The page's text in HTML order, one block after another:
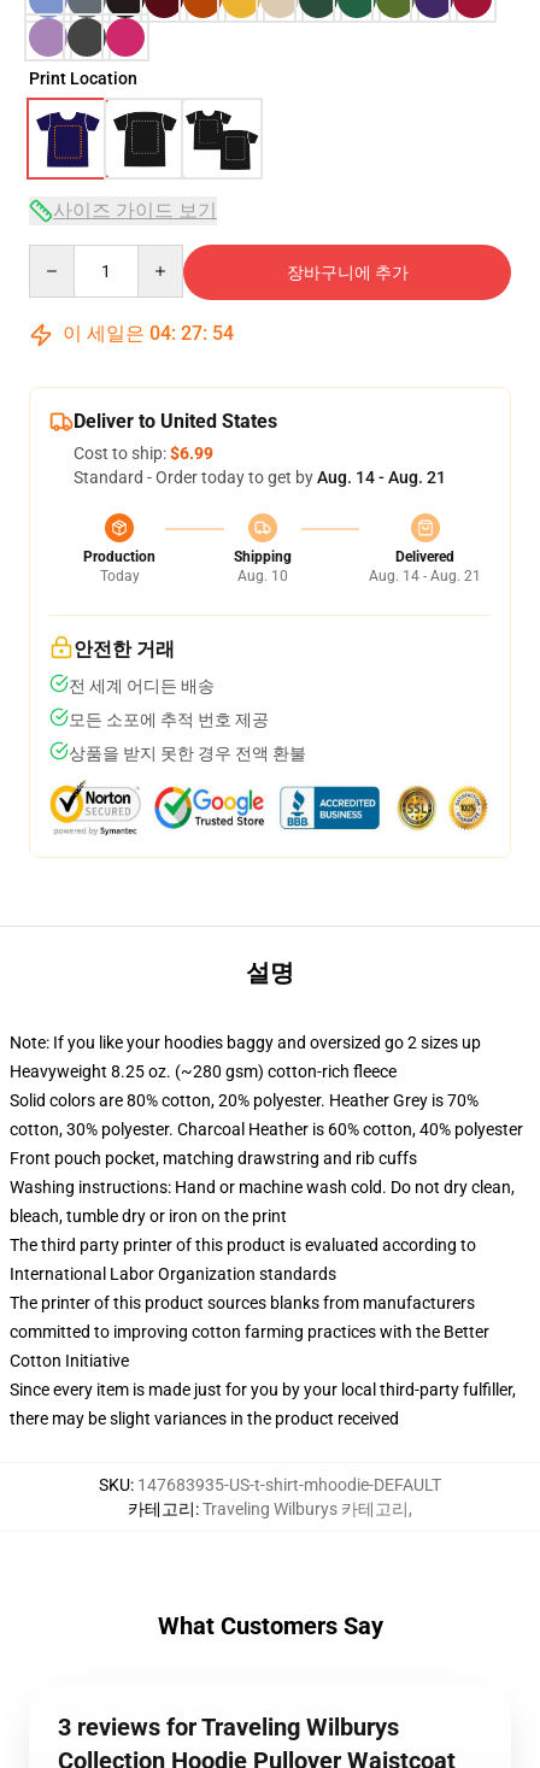
Print Location
사이즈 가이드 보기
장바구니에 추가
이 세일은 04: 27: 54
Deliver to United States
Cost to ship:$6.99
Standard - Order today to get byAug. 14 - Aug. 21
Production
Today
Shipping
Aug. 10
Delivered
Aug. 14 - Aug. 21
안전한 거래
전 세계 어디든 배송
모든 소포에 추적 번호 제공
상품을 받지 못한 경우 전액 환불
설명
Note: If you like your hoodies baggy and oversized go 2 sizes up
Heavyweight 8.25 oz. (~280 gsm) cotton-rich fleece
Solid colors are 80% cotton, 20% polyester. Heather Grey is 70%
cotton, 30% polyester. Charcoal Heather is 60% cotton, 40% polyester
Front pouch pocket, matching drawstring and rib cuffs
Washing instructions: Hand or machine wash cold. Do not dry clean,
bleach, tumble dry or iron on the print
The third party printer of this product is evaluated according to
International Labor Organization standards
The printer of this product sources blanks from manufacturers
committed to improving cotton farming practices with the Better
Cotton Initiative
Since every item is made just for you by your local third-party fulfiller,
there may be slight variances in the product received
SKU: 147683935-US-t-shirt-mhoodie-DEFAULT
카테고리:Traveling Wilburys 카테고리,
What Customers Say
3 reviews for Traveling Wilburys
Collection Hoodie Pullover Waistcoat